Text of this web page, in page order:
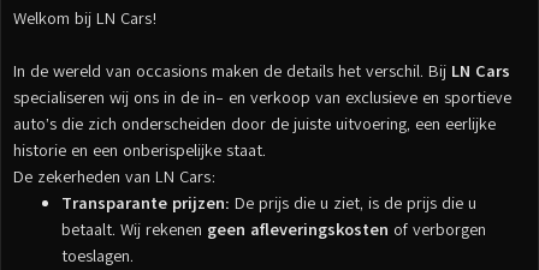
Welkom bij LN Cars!
In de wereld van occasions maken de details het verschil. Bij LN Cars
specialiseren wij ons in de in- en verkoop van exclusieve en sportieve
auto’s die zich onderscheiden door de juiste uitvoering, een eerlijke
historie en een onberispelijke staat.
De zekerheden van LN Cars:
Transparante prijzen: De prijs die u ziet, is de prijs die u
betaalt. Wij rekenen geen afleveringskosten of verborgen
toeslagen.